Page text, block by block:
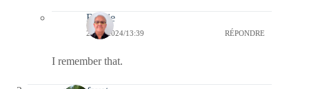
Bernie
20/09/2024/13:39 RÉPONDRE
I remember that.